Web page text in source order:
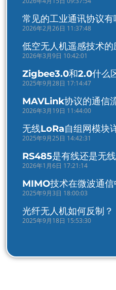
常见的工业通讯协议有
2026年2月26日 11:37:48
低空无人机遥感技术的
2026年3月9日 10:42:01
Zigbee3.0和2.0什么
2025年9月28日 17:14:47
MAVLink协议的通信
2026年3月19日 11:44:00
无线LoRa自组网模块
2025年9月25日 14:42:31
RS485是有线还是无线
2026年1月6日 17:21:14
MIMO技术在微波通信
2025年9月3日 18:00:03
光纤无人机如何反制？
2025年9月18日 15:53:30